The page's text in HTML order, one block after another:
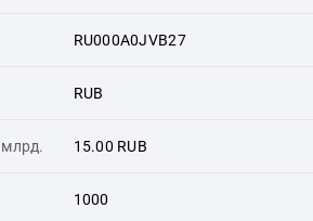
RU000A0JVB27
RUB
15.00 RUB
1000